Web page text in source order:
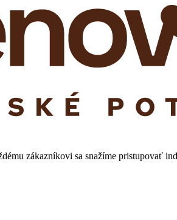
zákazníkovi sa snažíme pristupovať